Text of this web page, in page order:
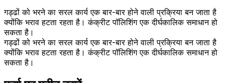
गड्ढों को भरने का सरल कार्य एक बार-बार होने वाली प्रक्रिया बन जाता है
क्योंकि भराव हटता रहता है। कंक्रीट पॉलिशिंग एक दीर्घकालिक समाधान हो
सकता है।
गड्ढों को भरने का सरल कार्य एक बार-बार होने वाली प्रक्रिया बन जाता है
क्योंकि भराव हटता रहता है। कंक्रीट पॉलिशिंग एक दीर्घकालिक समाधान हो
सकता है।